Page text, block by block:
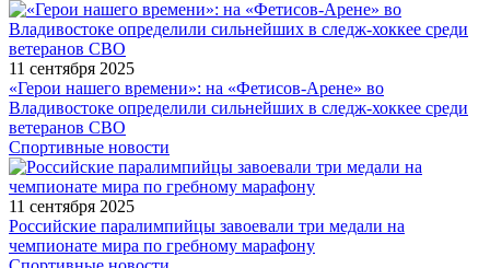
11 сентября 2025
«Герои нашего времени»: на «Фетисов-Арене» во
Владивостоке определили сильнейших в следж-хоккее среди
ветеранов СВО
Спортивные новости
11 сентября 2025
Российские паралимпийцы завоевали три медали на
чемпионате мира по гребному марафону